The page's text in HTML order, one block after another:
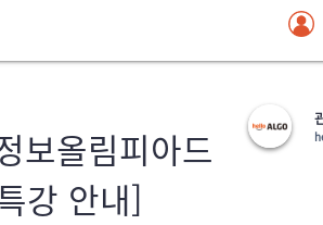
보올림피아드
강 안내]